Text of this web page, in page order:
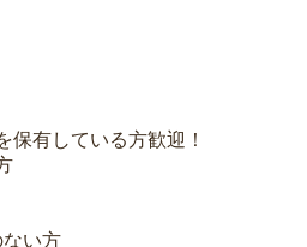
保有している方歓迎！
い方